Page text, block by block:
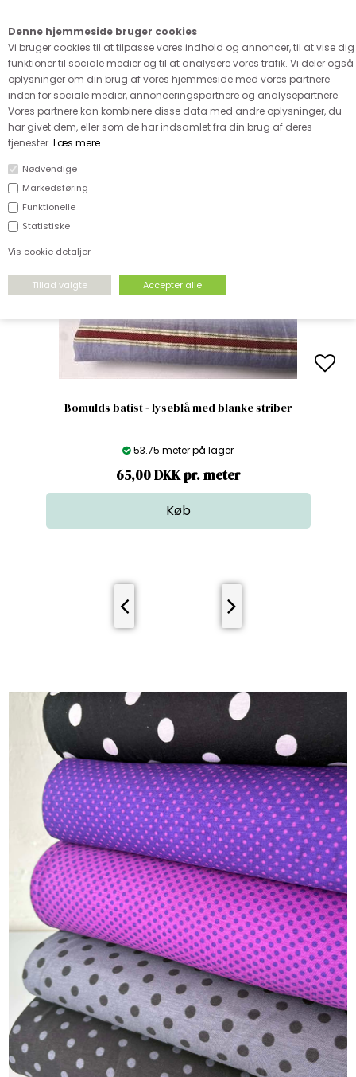
Denne hjemmeside bruger cookies
Vi bruger cookies til at tilpasse vores indhold og annoncer, til at vise dig
funktioner til sociale medier og til at analysere vores trafik. Vi deler også
oplysninger om din brug af vores hjemmeside med vores partnere
inden for sociale medier, annonceringspartnere og analysepartnere.
Vores partnere kan kombinere disse data med andre oplysninger, du
har givet dem, eller som de har indsamlet fra din brug af deres
tjenester. Læs mere.
Nødvendige
Markedsføring
Funktionelle
Statistiske
Vis cookie detaljer
Bomulds batist - lyseblå med blanke striber
53.75 meter på lager
65,00 DKK pr. meter